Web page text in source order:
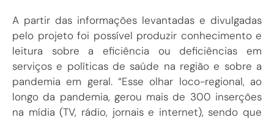
A partir das informações levantadas e divulgadas
pelo projeto foi possível produzir conhecimento e
leitura sobre a eficiência ou deficiências em
serviços e políticas de saúde na região e sobre a
pandemia em geral. “Esse olhar loco-regional, ao
longo da pandemia, gerou mais de 300 inserções
na mídia (TV, rádio, jornais e internet), sendo que